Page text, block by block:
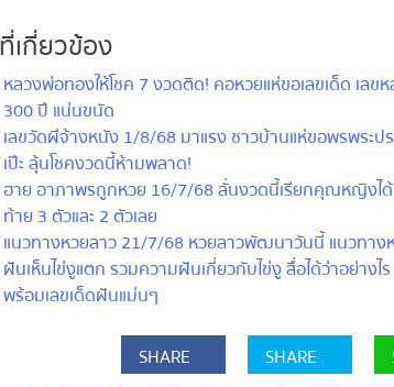
กี่ยวข้อง
หลวงพ่อทองให้โชค 7 งวดติด! คอหวยแห่ขอเลขเด็ด เล
300 ปี แน่นขนัด
เลขวัดผีจ้างหนัง 1/8/68 มาแรง ชาวบ้านแห่ขอพรพระป
เป๊ะ ลุ้นโชคงวดนี้ห้ามพลาด!
ฮาย อาภาพรถูกหวย 16/7/68 ลั่นงวดนี้เรียกคุณหญิงไ
ท้าย 3 ตัวและ 2 ตัวเลย
แนวทางหวยลาว 21/7/68 หวยลาวพัฒนาวันนี้ แนวทาง
ฝันเห็นไข่งูแตก รวมความฝันเกี่ยวกับไข่งู สื่อได้ว่าอย่างไ
พร้อมเลขเด็ดฝันแม่นๆ
SHARE SHARE